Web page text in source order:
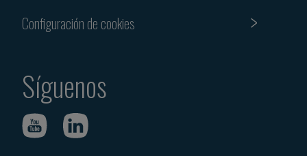
Configuración de cookies
Síguenos